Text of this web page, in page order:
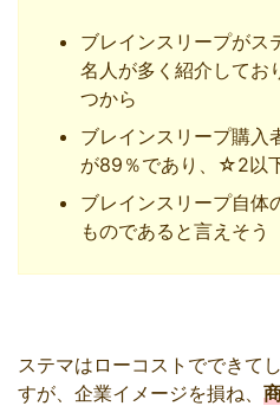
ブレインスリープがス
名人が多く紹介してお
つから
ブレインスリープ購
が89％であり、☆2以
ブレインスリープ自体
ものであると言えそう
ステマはローコストでできて
すが、企業イメージを損ね、